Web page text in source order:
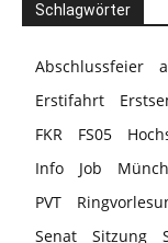
Schlagwörter
Abschlussfeier
Erstifahrt
FKR
FS05
Info
Job
PVT
Senat
Sitzung